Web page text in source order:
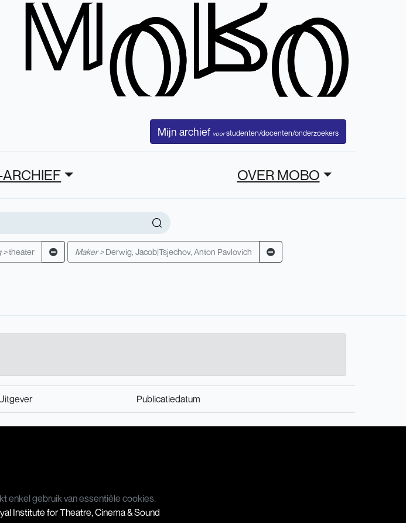
Mijn archief voorstudenten/docenten/onderzoekers
ARCHIEF OVER MOBO
>theater Maker > Derwig, Jacob|Tsjechov, Anton Pavlovich
Publicatiedatum
enkel gebruik van essentiële cookies.
Institute for Theatre, Cinema & Sound